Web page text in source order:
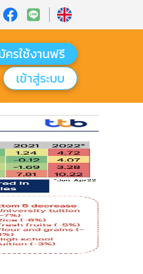
ครใช้งานฟรี
เข้าสู่ระบบ​